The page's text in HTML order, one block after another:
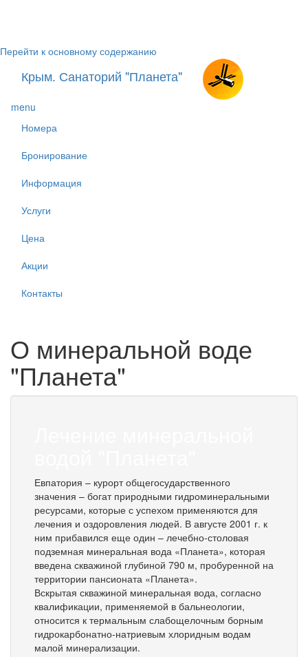
Перейти к основному содержанию
Крым. Санаторий "Планета"
menu
Номера
Бронирование
Информация
Услуги
Цена
Акции
Контакты
О минеральной воде
"Планета"
Евпатория – курорт общегосударственного
значения – богат природными гидроминеральными
ресурсами, которые с успехом применяются для
лечения и оздоровления людей. В августе 2001 г. к
ним прибавился еще один – лечебно-столовая
подземная минеральная вода «Планета», которая
введена скважиной глубиной 790 м, пробуренной на
территории пансионата «Планета».
Вскрытая скважиной минеральная вода, согласно
квалификации, применяемой в бальнеологии,
относится к термальным слабощелочным борным
гидрокарбонатно-натриевым хлоридным водам
малой минерализации.